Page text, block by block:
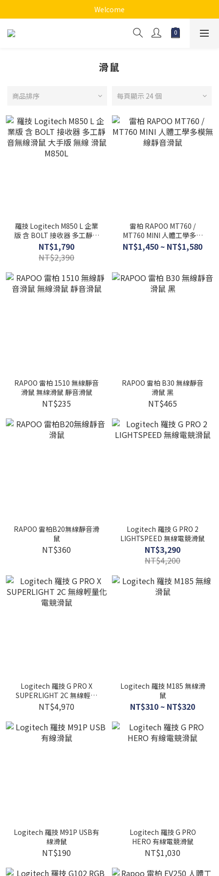
Welcome
滑鼠
商品排序 每頁顯示 24 個
羅技 Logitech M850 L 企業
版 含 BOLT 接收器 多工靜音
無線滑鼠 大手版 無線 滑鼠
M850L
NT$1,790
NT$2,390
雷柏 RAPOO MT760 /
MT760 MINI 人體工學多模
無線靜音滑鼠
NT$1,450 ~ NT$1,580
RAPOO 雷柏 1510 無線靜音
滑鼠 無線滑鼠 靜音滑鼠
NT$235
RAPOO 雷柏 B30 無線靜音
滑鼠 黑
NT$465
RAPOO 雷柏B20無線靜音滑
鼠
NT$360
Logitech 羅技 G PRO 2
LIGHTSPEED 無線電競滑鼠
NT$3,290
NT$4,200
Logitech 羅技 G PRO X
SUPERLIGHT 2C 無線輕量
化電競滑鼠
NT$4,970
Logitech 羅技 M185 無線滑
鼠
NT$310 ~ NT$320
Logitech 羅技 M91P USB有
線滑鼠
NT$190
Logitech 羅技 G PRO
HERO 有線電競滑鼠
NT$1,030